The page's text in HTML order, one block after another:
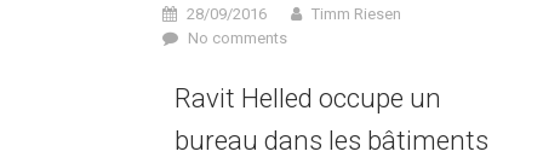
28/09/2016
Timm Riesen
No comments
Ravit Helled occupe un
bureau dans les bâtiments